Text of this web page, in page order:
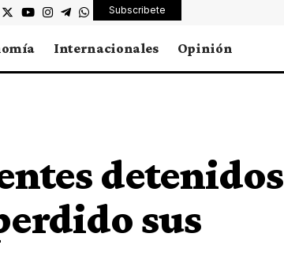
Subscribete
Internacionales Opinión
detenidos
sus